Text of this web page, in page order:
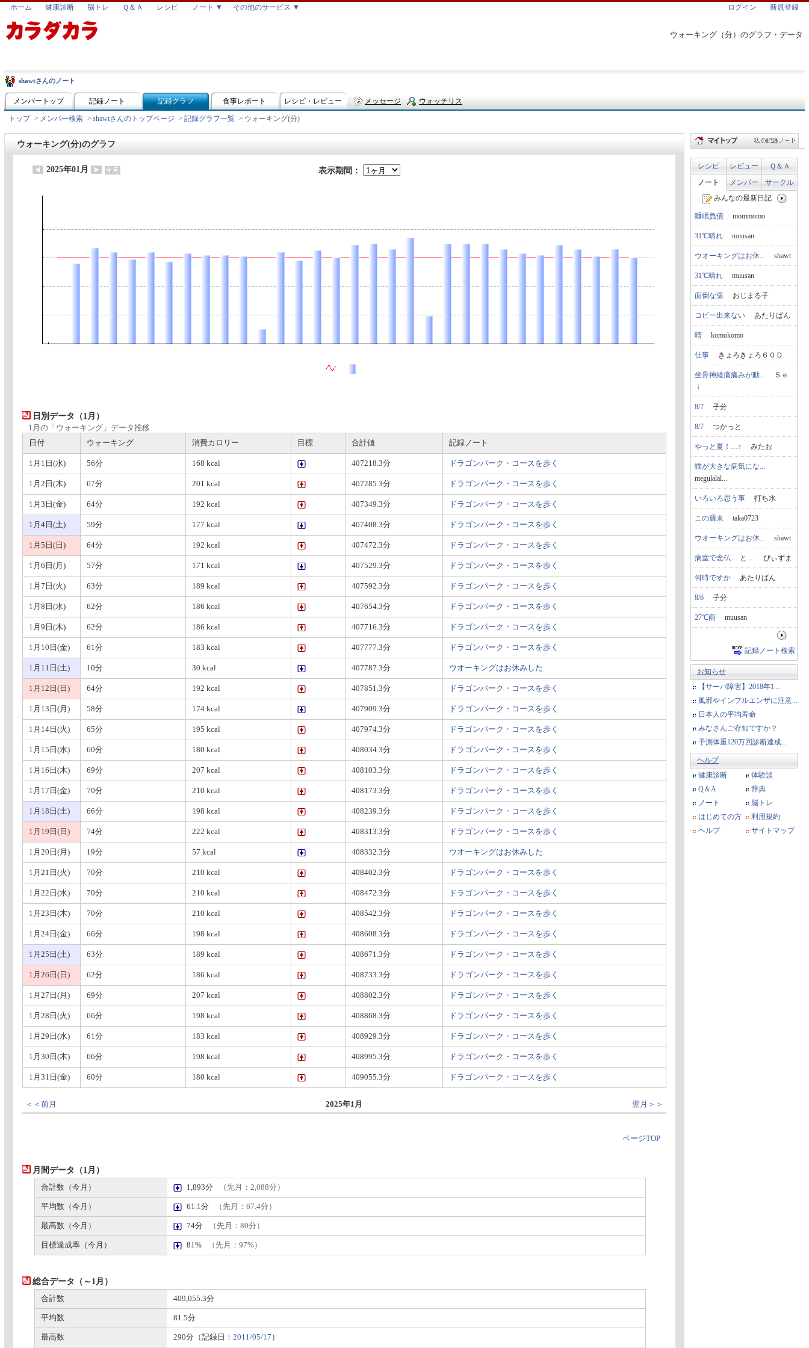
ウォーキング（分）のグラフ・データ
ホーム 健康診断 脳トレ Ｑ＆Ａ レシピ ノート ▼ その他のサービス ▼ ログイン 新規登録
shawtさんのノート
メンバートップ 記録ノート 記録グラフ 食事レポート レシピ・レビュー メッセージ ウォッチリス
トップ > メンバー検索 > shawtさんのトップページ > 記録グラフ一覧 > ウォーキング(分)
ウォーキング(分)のグラフ
2025年01月 表示期間：
日別データ（1月）
1月の「ウォーキング」データ推移
日付
ウォーキング 消費カロリー 目標 合計値 記録ノート
1月1日(水) 56分 168 kcal 407218.3分 ドラゴンパーク・コースを歩く
1月2日(木) 67分 201 kcal 407285.3分 ドラゴンパーク・コースを歩く
1月3日(金) 64分 192 kcal 407349.3分 ドラゴンパーク・コースを歩く
1月4日(土) 59分 177 kcal 407408.3分 ドラゴンパーク・コースを歩く
1月5日(日) 64分 192 kcal 407472.3分 ドラゴンパーク・コースを歩く
1月6日(月) 57分 171 kcal 407529.3分 ドラゴンパーク・コースを歩く
1月7日(火) 63分 189 kcal 407592.3分 ドラゴンパーク・コースを歩く
1月8日(水) 62分 186 kcal 407654.3分 ドラゴンパーク・コースを歩く
1月9日(木) 62分 186 kcal 407716.3分 ドラゴンパーク・コースを歩く
1月10日(金) 61分 183 kcal 407777.3分 ドラゴンパーク・コースを歩く
1月11日(土) 10分 30 kcal 407787.3分 ウオーキングはお休みした
1月12日(日) 64分 192 kcal 407851.3分 ドラゴンパーク・コースを歩く
1月13日(月) 58分 174 kcal 407909.3分 ドラゴンパーク・コースを歩く
1月14日(火) 65分 195 kcal 407974.3分 ドラゴンパーク・コースを歩く
1月15日(水) 60分 180 kcal 408034.3分 ドラゴンパーク・コースを歩く
1月16日(木) 69分 207 kcal 408103.3分 ドラゴンパーク・コースを歩く
1月17日(金) 70分 210 kcal 408173.3分 ドラゴンパーク・コースを歩く
1月18日(土) 66分 198 kcal 408239.3分 ドラゴンパーク・コースを歩く
1月19日(日) 74分 222 kcal 408313.3分 ドラゴンパーク・コースを歩く
1月20日(月) 19分 57 kcal 408332.3分 ウオーキングはお休みした
1月21日(火) 70分 210 kcal 408402.3分 ドラゴンパーク・コースを歩く
1月22日(水) 70分 210 kcal 408472.3分 ドラゴンパーク・コースを歩く
1月23日(木) 70分 210 kcal 408542.3分 ドラゴンパーク・コースを歩く
1月24日(金) 66分 198 kcal 408608.3分 ドラゴンパーク・コースを歩く
1月25日(土) 63分 189 kcal 408671.3分 ドラゴンパーク・コースを歩く
1月26日(日) 62分 186 kcal 408733.3分 ドラゴンパーク・コースを歩く
1月27日(月) 69分 207 kcal 408802.3分 ドラゴンパーク・コースを歩く
1月28日(火) 66分 198 kcal 408868.3分 ドラゴンパーク・コースを歩く
1月29日(水) 61分 183 kcal 408929.3分 ドラゴンパーク・コースを歩く
1月30日(木) 66分 198 kcal 408995.3分 ドラゴンパーク・コースを歩く
1月31日(金) 60分 180 kcal 409055.3分 ドラゴンパーク・コースを歩く
＜＜前月 2025年1月 翌月＞＞
ページTOP
月間データ（1月）
合計数（今月） 1,893分 （先月：2,088分）
平均数（今月） 61.1分 （先月：67.4分）
最高数（今月） 74分 （先月：80分）
目標達成率（今月） 81% （先月：97%）
総合データ（～1月）
合計数 409,055.3分
平均数 81.5分
最高数 290分（記録日： 2011/05/17 ）
レシピ レビュー
Ｑ＆Ａ
ノート
メンバー
サークル
みんなの最新日記
睡眠負債 mommomo
31℃晴れ muusan
ウオーキングはお休... shawt
31℃晴れ muusan
面倒な薬 おじまる子
コピー出来ない あたりばん
晴 komokomo
仕事 きょろきょろ６０Ｄ
坐骨神経痛痛みが動... Ｓｅ
ｉ
8/7 子分
8/7 つかっと
やっと夏！…↑ みたお
猫が大きな病気にな...
megulalal...
いろいろ思う事 打ち水
この週末 taka0723
ウオーキングはお休... shawt
病室で念仏… と ... ぴぃずま
何時ですか あたりばん
8/6 子分
27℃雨 muusan
記録ノート検索
お知らせ
【サーバ障害】2018年1...
風邪やインフルエンザに注意...
日本人の平均寿命
みなさんご存知ですか？
予測体重120万回診断達成...
ヘルプ
健康診断
体験談
Q＆A
辞典
ノート
脳トレ
はじめての方
利用規約
ヘルプ
サイトマップ